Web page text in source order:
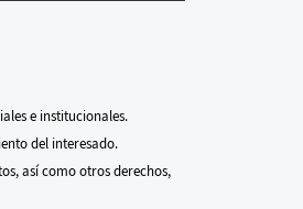
e institucionales.
del interesado.
así como otros derechos,